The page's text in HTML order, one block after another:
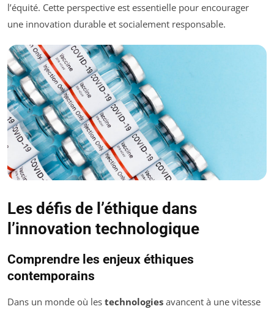
l’équité. Cette perspective est essentielle pour encourager
une innovation durable et socialement responsable.
Les défis de l’éthique dans
l’innovation technologique
Comprendre les enjeux éthiques
contemporains
Dans un monde où les technologies avancent à une vitesse